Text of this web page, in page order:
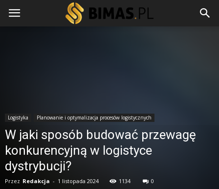
Logistyka Planowanie i optymalizacja procesów logistycznych
W jaki sposób budować przewagę
konkurencyjną w logistyce
dystrybucji?
Przez Redakcja - 1 listopada 2024 1134 0